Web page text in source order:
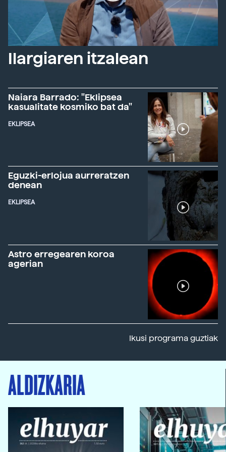
Ilargiaren itzalean
Naiara Barrado: "Eklipsea
kasualitate kosmiko bat da"
EKLIPSEA
Eguzki-erlojua aurreratzen
denean
EKLIPSEA
Astro erregearen koroa
agerian
Ikusi programa guztiak
ALDIZKARIA